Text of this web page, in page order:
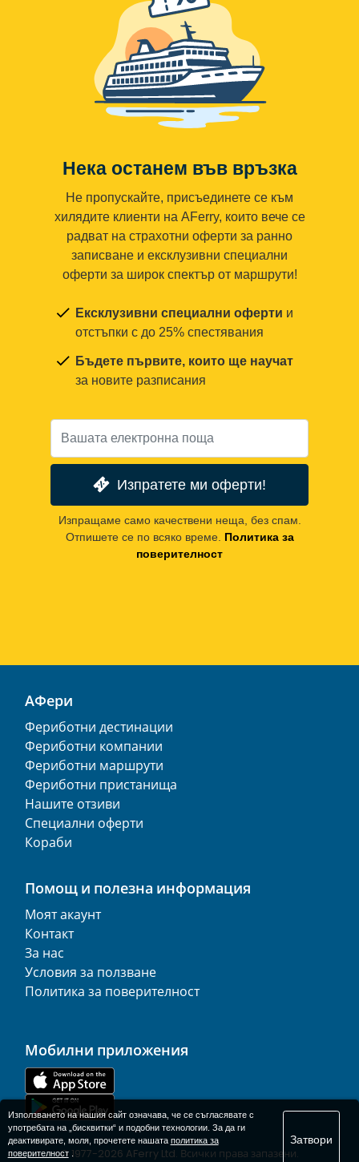
Нека останем във връзка
Не пропускайте, присъединете се към
хилядите клиенти на AFerry, които вече се
радват на страхотни оферти за ранно
записване и ексклузивни специални
оферти за широк спектър от маршрути!
Ексклузивни специални оферти и
отстъпки с до 25% спестявания
Бъдете първите, които ще научат
за новите разписания
Изпратете ми оферти!
Изпращаме само качествени неща, без спам.
Отпишете се по всяко време. Политика за
поверителност
АФери
Фериботни дестинации
Фериботни компании
Фериботни маршрути
Фериботни пристанища
Нашите отзиви
Специални оферти
Кораби
Помощ и полезна информация
Моят акаунт
Контакт
За нас
Условия за ползване
Политика за поверителност
Мобилни приложения
© 1977-2026 AFerry Ltd. Всички права запазени.
Използването на нашия сайт означава, че се съгласявате с
употребата на „бисквитки“ и подобни технологии. За да ги
деактивирате, моля, прочетете нашата политика за
поверителност.
Затвори